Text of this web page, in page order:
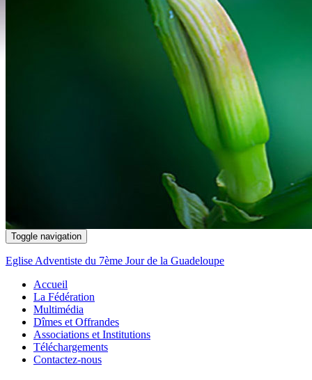
Toggle navigation
Eglise Adventiste du 7ème Jour de la Guadeloupe
Accueil
La Fédération
Multimédia
Dîmes et Offrandes
Associations et Institutions
Téléchargements
Contactez-nous